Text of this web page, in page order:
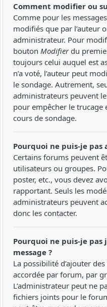
Comment modifier ou
Comme pour les
modifiés que par l’auteur
administrateur. Pour
bouton Modifierdu
toujours celui auquel est
n’a voté, l’auteur peut
le sondage. Autrement,
administrateurs peuvent
pour empêcher le trucage
cours de sondage.
Pourquoi ne puis-je pas
Certains forums peuvent
utilisateurs ou groupes.
poster, etc., vous devez
rapportant. Seuls les
administrateurs peuvent
donc les contacter.
Pourquoi ne puis-je
message ?
La possibilité d’ajouter
accordée par forum, par
L’administrateur peut ne
fichiers joints pour le